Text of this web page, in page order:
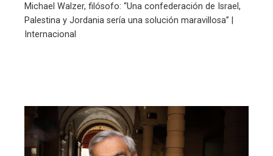
Michael Walzer, filósofo: “Una confederación de Israel,
Palestina y Jordania sería una solución maravillosa” |
Internacional